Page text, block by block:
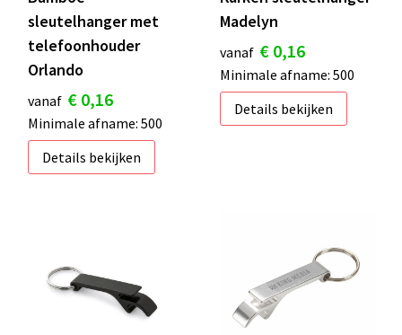
sleutelhanger met
telefoonhouder
Orlando
vanaf € 0,16
Minimale afname: 500
Details bekijken
Madelyn
vanaf € 0,16
Minimale afname: 500
Details bekijken